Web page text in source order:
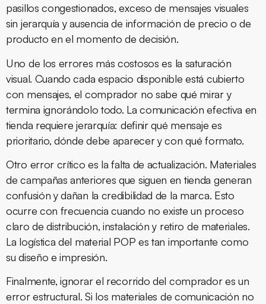
pasillos congestionados, exceso de mensajes visuales
sin jerarquía y ausencia de información de precio o de
producto en el momento de decisión.
Uno de los errores más costosos es la saturación
visual. Cuando cada espacio disponible está cubierto
con mensajes, el comprador no sabe qué mirar y
termina ignorándolo todo. La comunicación efectiva en
tienda requiere jerarquía: definir qué mensaje es
prioritario, dónde debe aparecer y con qué formato.
Otro error crítico es la falta de actualización. Materiales
de campañas anteriores que siguen en tienda generan
confusión y dañan la credibilidad de la marca. Esto
ocurre con frecuencia cuando no existe un proceso
claro de distribución, instalación y retiro de materiales.
La logística del material POP es tan importante como
su diseño e impresión.
Finalmente, ignorar el recorrido del comprador es un
error estructural. Si los materiales de comunicación no